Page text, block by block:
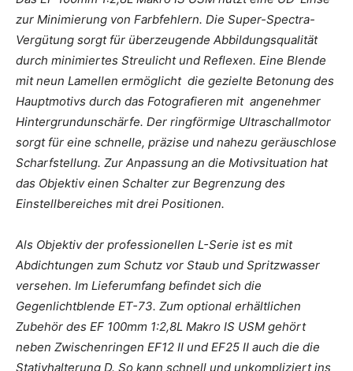
zur Minimierung von Farbfehlern. Die Super-Spectra-
Vergütung sorgt für überzeugende Abbildungsqualität
durch minimiertes Streulicht und Reflexen. Eine Blende
mit neun Lamellen ermöglicht die gezielte Betonung des
Hauptmotivs durch das Fotografieren mit angenehmer
Hintergrundunschärfe. Der ringförmige Ultraschallmotor
sorgt für eine schnelle, präzise und nahezu geräuschlose
Scharfstellung. Zur Anpassung an die Motivsituation hat
das Objektiv einen Schalter zur Begrenzung des
Einstellbereiches mit drei Positionen.
Als Objektiv der professionellen L-Serie ist es mit
Abdichtungen zum Schutz vor Staub und Spritzwasser
versehen. Im Lieferumfang befindet sich die
Gegenlichtblende ET-73. Zum optional erhältlichen
Zubehör des EF 100mm 1:2,8L Makro IS USM gehört
neben Zwischenringen EF12 II und EF25 II auch die die
Stativhalterung D. So kann schnell und unkompliziert ins